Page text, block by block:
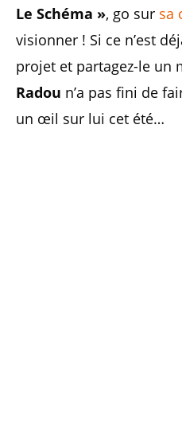
Le Schéma », go sur sa
visionner ! Si ce n’est
projet et partagez-le un
Radou n’a pas fini de
un œil sur lui cet été…